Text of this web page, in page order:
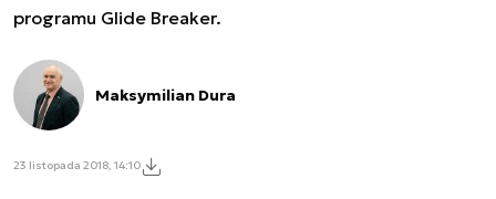
programu Glide Breaker.
Maksymilian Dura
23 listopada 2018, 14:10